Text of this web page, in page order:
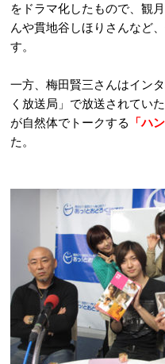
をドラマ化したもので、観
んや貫地谷しほりさんなど
す。
一方、梅田賢三さんはイン
く放送局」で放送されてい
が自然体でトークする
「ハ
た。